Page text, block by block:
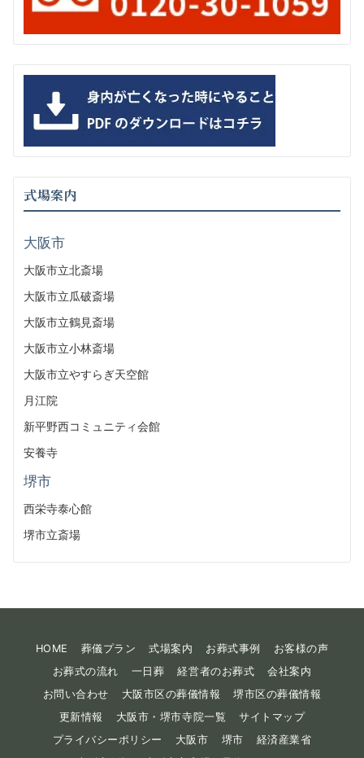
式場案内
大阪市
大阪市立北斎場
大阪市立瓜破斎場
大阪市立鶴見斎場
大阪市立小林斎場
大阪市立やすらぎ天空館
月江院
新平野西コミュニティ会館
安養寺
堺市
西栄寺泰心館
堺市立斎場
HOME 葬儀プラン 式場案内 お葬式事例
お客様の声
お葬式の流れ
一日葬 経営者のお葬式
会社案内
お問い合わせ
大阪市区の葬儀情報
堺市区の葬儀情報
更新情報
大阪市・堺市寺院一覧
サイトマップ
プライバシーポリシー
大阪市 堺市
経済産業省